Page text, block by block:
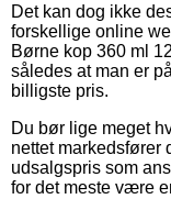
Det kan dog ikke
forskellige online
Børne kop 360 ml
således at man er
billigste pris.
Du bør lige meget
nettet markedsfører
udsalgspris som
for det meste være